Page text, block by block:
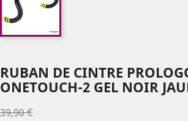
RUBAN DE CINTRE
ONETOUCH-2 GEL NOIR
39,90 €